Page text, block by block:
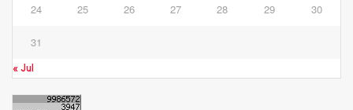
24 25 26 27 28 29 30
31
« Jul